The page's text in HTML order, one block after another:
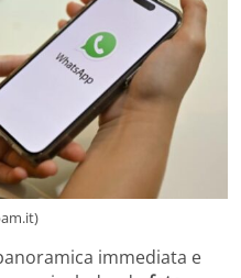
immediata e